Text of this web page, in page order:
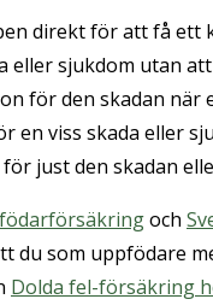
direkt för att få ett
eller sjukdom utan
för den skadan när
en viss skada eller
just den skadan
och
du som uppfödare
Dolda fel-försäkring